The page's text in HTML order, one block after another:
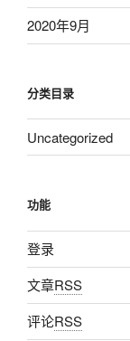
2020年9月
分类目录
Uncategorized
功能
登录
文章RSS
评论RSS